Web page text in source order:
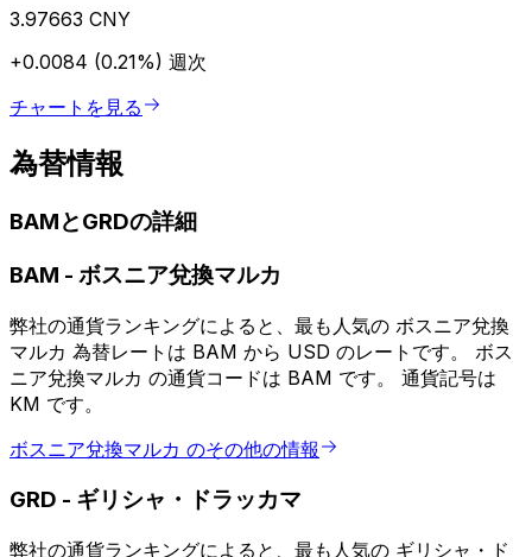
3.97663 CNY
+0.0084 (0.21%) 週次
チャートを見る
為替情報
BAMとGRDの詳細
BAM - ボスニア兌換マルカ
弊社の通貨ランキングによると、最も人気の ボスニア兌換
マルカ 為替レートは BAM から USD のレートです。 ボス
ニア兌換マルカ の通貨コードは BAM です。 通貨記号は
KM です。
ボスニア兌換マルカ のその他の情報
GRD - ギリシャ・ドラッカマ
弊社の通貨ランキングによると、最も人気の ギリシャ・ド